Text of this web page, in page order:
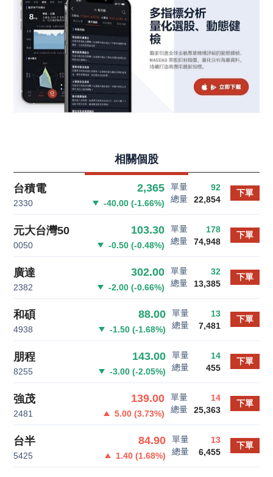
相關個股
台積電 2,365
2330 -40.00 (-1.66%)
單量
92
總量
22,854
下單
元大台灣50 103.30
0050 -0.50 (-0.48%)
單量
178
總量
74,948
下單
廣達 302.00
2382 -2.00 (-0.66%)
單量
32
總量
13,385
下單
和碩 88.00
4938 -1.50 (-1.68%)
單量
13
總量
7,481
下單
朋程 143.00
8255 -3.00 (-2.05%)
單量
14
總量
455
下單
強茂 139.00
2481 5.00 (3.73%)
單量
14
總量
25,363
下單
台半 84.90
5425 1.40 (1.68%)
單量
13
總量
6,455
下單